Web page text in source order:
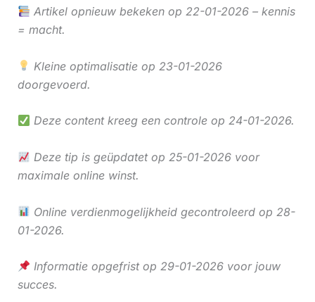
Artikel opnieuw bekeken op 22-01-2026 – kennis
= macht.
Kleine optimalisatie op 23-01-2026
doorgevoerd.
Deze content kreeg een controle op 24-01-2026.
Deze tip is geüpdatet op 25-01-2026 voor
maximale online winst.
Online verdienmogelijkheid gecontroleerd op 28-
01-2026.
Informatie opgefrist op 29-01-2026 voor jouw
succes.